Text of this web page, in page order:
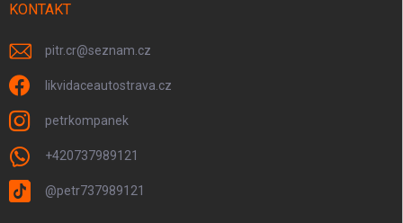
KONTAKT
pitr.cr@seznam.cz
likvidaceautostrava.cz
petrkompanek
+420737989121
@petr737989121